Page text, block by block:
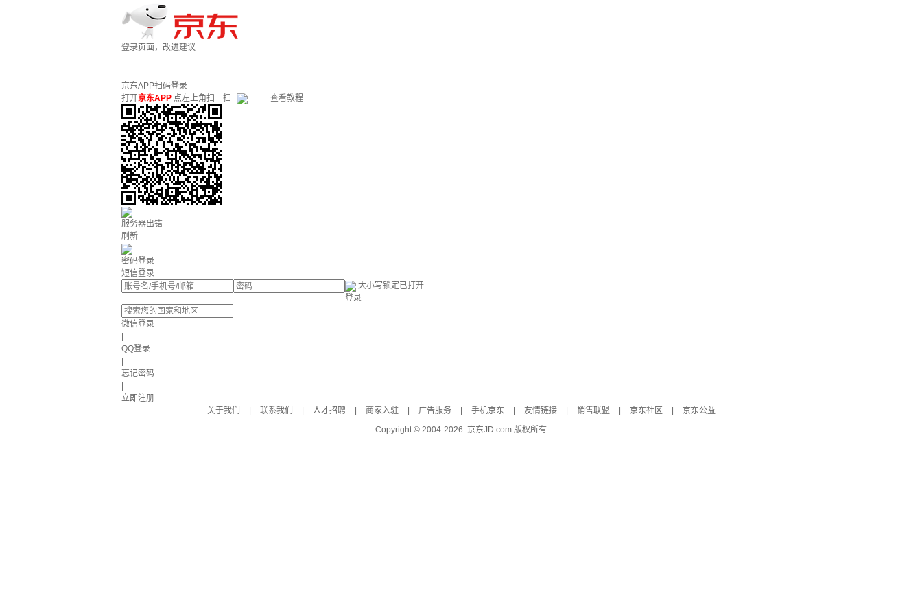
登录页面，改进建议
京东APP扫码登录
打开京东APP 点左上角扫一扫 查看教程
服务器出错
刷新
密码登录
短信登录
大小写锁定已打开
登录
微信登录
QQ登录
忘记密码
立即注册
关于我们
联系我们 人才招聘 商家入驻 广告服务 手机京东 友情链接 销售联盟 京东社区
京东公益
Copyright © 2004-2026 京东JD.com 版权所有